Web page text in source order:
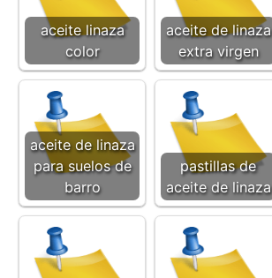
aceite linaza
color
aceite de linaza
extra virgen
aceite de linaza
para suelos de
barro
pastillas de
aceite de linaza